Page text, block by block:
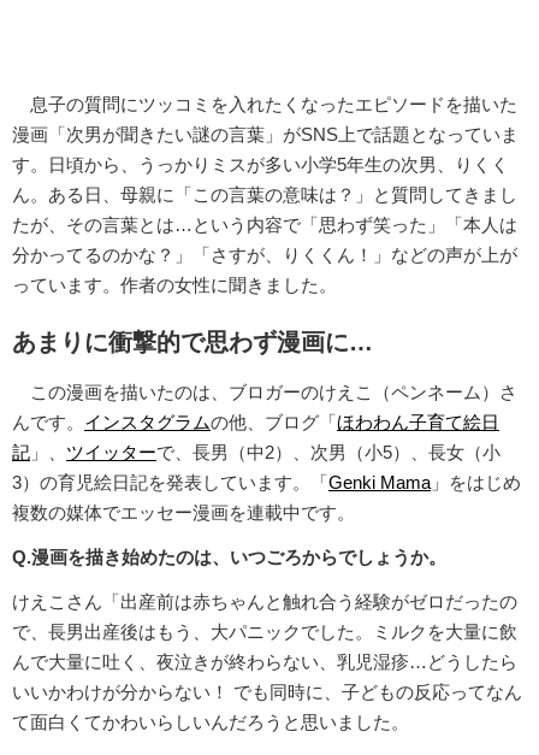
息子の質問にツッコミを入れたくなったエピソードを描いた
漫画「次男が聞きたい謎の言葉」がSNS上で話題となっていま
す。日頃から、うっかりミスが多い小学5年生の次男、りくく
ん。ある日、母親に「この言葉の意味は？」と質問してきまし
たが、その言葉とは…という内容で「思わず笑った」「本人は
分かってるのかな？」「さすが、りくくん！」などの声が上が
っています。作者の女性に聞きました。
あまりに衝撃的で思わず漫画に…
この漫画を描いたのは、ブロガーのけえこ（ペンネーム）さ
んです。 インスタグラムの他、ブログ「ほわわん子育て絵日
記 」、 ツイッターで、長男（中2）、次男（小5）、長女（小
3）の育児絵日記を発表しています。「Genki Mama 」をはじめ
複数の媒体でエッセー漫画を連載中です。
Q.漫画を描き始めたのは、いつごろからでしょうか。
けえこさん「出産前は赤ちゃんと触れ合う経験がゼロだったの
で、長男出産後はもう、大パニックでした。ミルクを大量に飲
んで大量に吐く、夜泣きが終わらない、乳児湿疹…どうしたら
いいかわけが分からない！ でも同時に、子どもの反応ってなん
て面白くてかわいらしいんだろうと思いました。